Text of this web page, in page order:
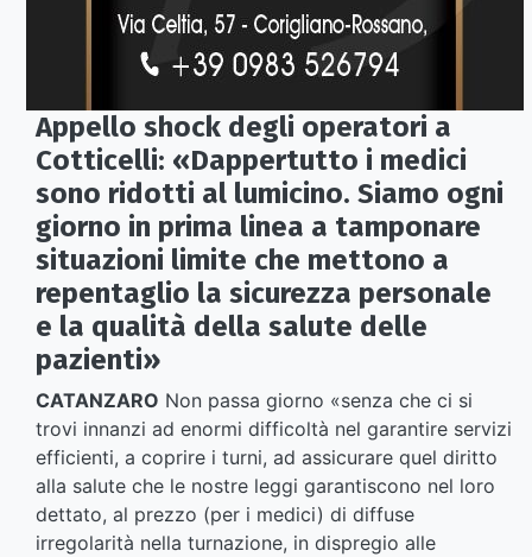
Appello shock degli operatori a
Cotticelli: «Dappertutto i medici
sono ridotti al lumicino. Siamo ogni
giorno in prima linea a tamponare
situazioni limite che mettono a
repentaglio la sicurezza personale
e la qualità della salute delle
pazienti»
CATANZARO Non passa giorno «senza che ci si
trovi innanzi ad enormi difficoltà nel garantire servizi
efficienti, a coprire i turni, ad assicurare quel diritto
alla salute che le nostre leggi garantiscono nel loro
dettato, al prezzo (per i medici) di diffuse
irregolarità nella turnazione, in dispregio alle